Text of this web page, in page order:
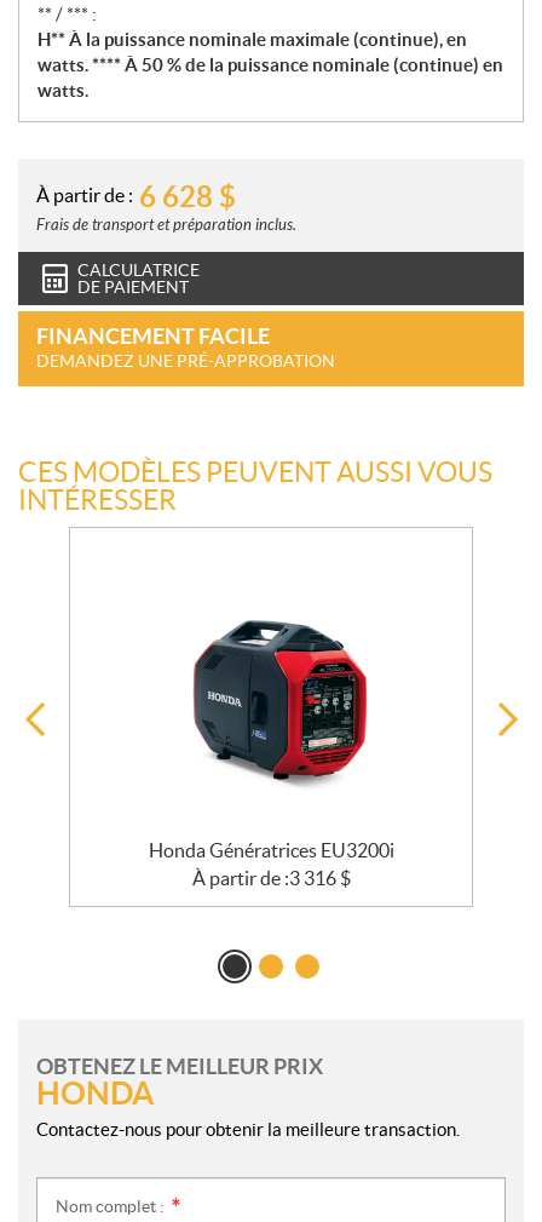
** / *** :
H** À la puissance nominale maximale (continue), en
watts. **** À 50 % de la puissance nominale (continue) en
watts.
À partir de : 6 628 $
Frais de transport et préparation inclus.
CALCULATRICE
DE PAIEMENT
FINANCEMENT FACILE
DEMANDEZ UNE PRÉ-APPROBATION
CES MODÈLES PEUVENT AUSSI VOUS
INTÉRESSER
Honda Génératrices EU3200i
À partir de :3 316 $
OBTENEZ LE MEILLEUR PRIX
HONDA
Contactez-nous pour obtenir la meilleure transaction.
Nom complet :